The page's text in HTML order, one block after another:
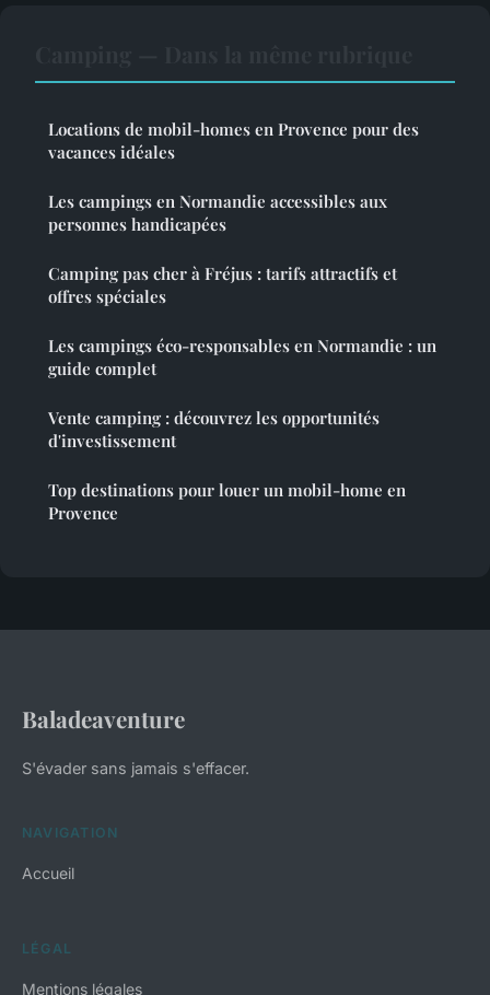
Locations de mobil-homes en Provence pour des
vacances idéales
Les campings en Normandie accessibles aux
personnes handicapées
Camping pas cher à Fréjus : tarifs attractifs et
offres spéciales
Les campings éco-responsables en Normandie : un
guide complet
Vente camping : découvrez les opportunités
d'investissement
Top destinations pour louer un mobil-home en
Provence
Baladeaventure
S'évader sans jamais s'effacer.
NAVIGATION
Accueil
LÉGAL
Mentions légales